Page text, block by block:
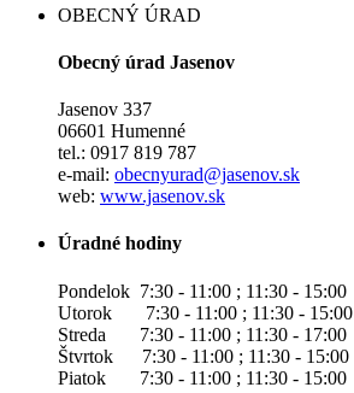
OBECNÝ ÚRAD
Obecný úrad Jasenov
Jasenov 337
06601 Humenné
tel.: 0917 819 787
e-mail: obecnyurad@jasenov.sk
web: www.jasenov.sk
Úradné hodiny
Pondelok 7:30 - 11:00 ; 11:30 - 15:00
Utorok 7:30 - 11:00 ; 11:30 - 15:00
Streda 7:30 - 11:00 ; 11:30 - 17:00
Štvrtok 7:30 - 11:00 ; 11:30 - 15:00
Piatok 7:30 - 11:00 ; 11:30 - 15:00